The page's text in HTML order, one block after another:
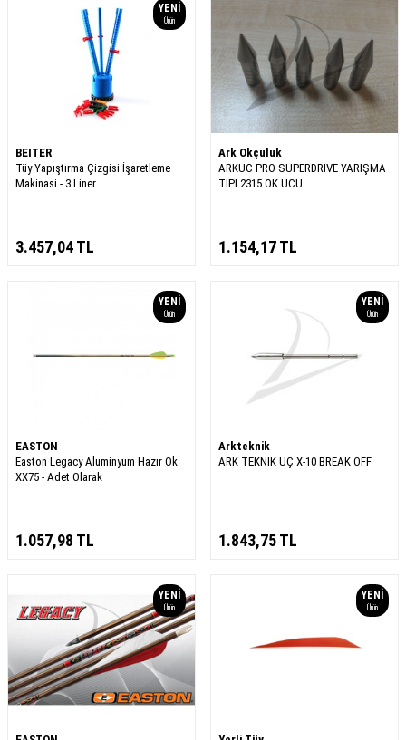
YENI
Ürün
BEITER
Tüy Yapıştırma Çizgisi İşaretleme
Makinasi - 3 Liner
3.457,04TL
Ark Okçuluk
ARKUC PRO SUPERDRIVE YARIŞMA
TİPİ 2315 OK UCU
1.154,17TL
YENI
Ürün
EASTON
Easton Legacy Aluminyum Hazır Ok
XX75 - Adet Olarak
1.057,98 TL
YENI
Ürün
Arkteknik
ARK TEKNİK UÇ X-10 BREAK OFF
1.843,75TL
YENI
Ürün
YENI
Ürün